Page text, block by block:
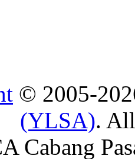
© 2005-
(YLSA).
Cabang